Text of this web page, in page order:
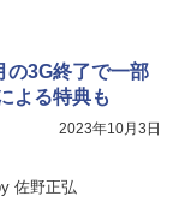
の3G終了で一部
よる特典も
2023年10月3日
佐野正弘